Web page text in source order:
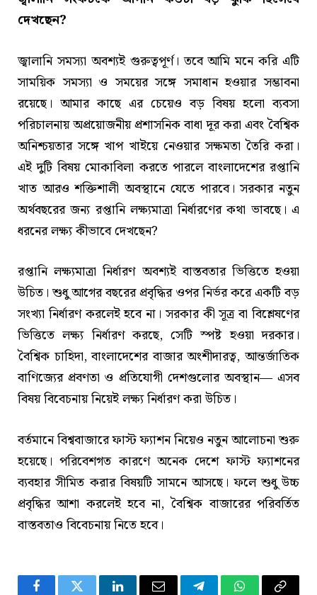
দেখছেন?
জ্বালানি সমস্যা অবশ্যই গুরুত্বপূর্ণ। তবে আমি মনে করি এটি
সাময়িক সমস্যা ও সময়ের সঙ্গে সমাধান হওয়ার সম্ভাবনা
রয়েছে। আমার কাছে এর চেয়েও বড় বিষয় হলো ব্যবসা
পরিচালনায় অপ্রয়োজনীয় প্রশাসনিক বাধা দূর করা এবং বৈশ্বিক
অনিশ্চয়তার সঙ্গে খাপ খাইয়ে নেওয়ার সক্ষমতা তৈরি করা।
এই দুটি বিষয় মোকাবিলা করতে পারলে বাংলাদেশের রপ্তানি
খাত আরও শক্তিশালী অবস্থানে যেতে পারবে। সরকার নতুন
অর্থবছরের জন্য রপ্তানি লক্ষ্যমাত্রা নির্ধারণের কথা ভাবছে। এ
ধরনের লক্ষ্য কীভাবে দেখছেন?
রপ্তানি লক্ষ্যমাত্রা নির্ধারণ অবশ্যই বাস্তবতার ভিত্তিতে হওয়া
উচিত। শুধু আগের বছরের প্রবৃদ্ধির ওপর নির্ভর করে একটি বড়
সংখ্যা নির্ধারণ করলেই হবে না। সরকার কী সূত্র বা বিশ্লেষণের
ভিত্তিতে লক্ষ্য নির্ধারণ করছে, সেটি স্পষ্ট হওয়া দরকার।
বৈশ্বিক চাহিদা, বাংলাদেশের বাজার অংশীদারত্ব, আন্তর্জাতিক
বাণিজ্যের প্রবণতা ও প্রতিযোগী দেশগুলোর অবস্থান— এসব
বিষয় বিবেচনায় নিয়েই লক্ষ্য নির্ধারণ করা উচিত।
বর্তমানে বিশ্ববাজারে ফাস্ট ফ্যাশন নিয়েও নতুন আলোচনা শুরু
হয়েছে। পরিবেশগত কারণে অনেক দেশে ফাস্ট ফ্যাশনের
ব্যবহার সীমিত করার বিষয়টি সামনে আসছে। ফলে শুধু উচ্চ
প্রবৃদ্ধির আশা করলেই হবে না, বৈশ্বিক বাজারের পরিবর্তিত
বাস্তবতাও বিবেচনায় নিতে হবে।